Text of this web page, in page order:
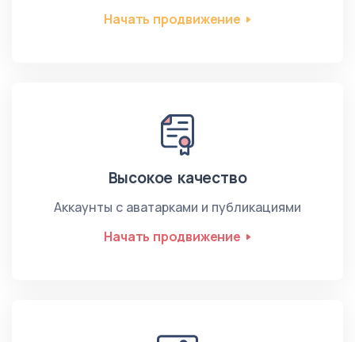
Начать продвижение
Высокое качество
Аккаунты с аватарками и публикациями
Начать продвижение